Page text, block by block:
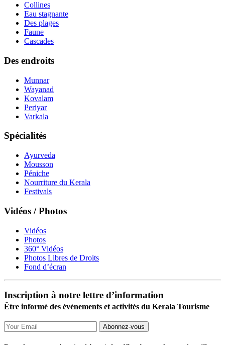
Collines
Eau stagnante
Des plages
Faune
Cascades
Des endroits
Munnar
Wayanad
Kovalam
Periyar
Varkala
Spécialités
Ayurveda
Mousson
Péniche
Nourriture du Kerala
Festivals
Vidéos / Photos
Vidéos
Photos
360° Vidéos
Photos Libres de Droits
Fond d’écran
Inscription à notre lettre d’information
Être informé des événements et activités du Kerala Tourisme
Abonnez-vous